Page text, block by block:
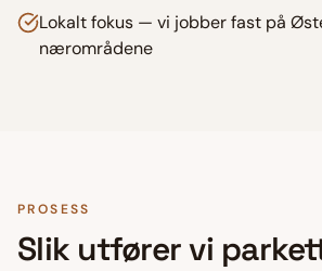
Lokalt fokus — vi jobber fast på
nærområdene
PROSESS
Slik utfører vi